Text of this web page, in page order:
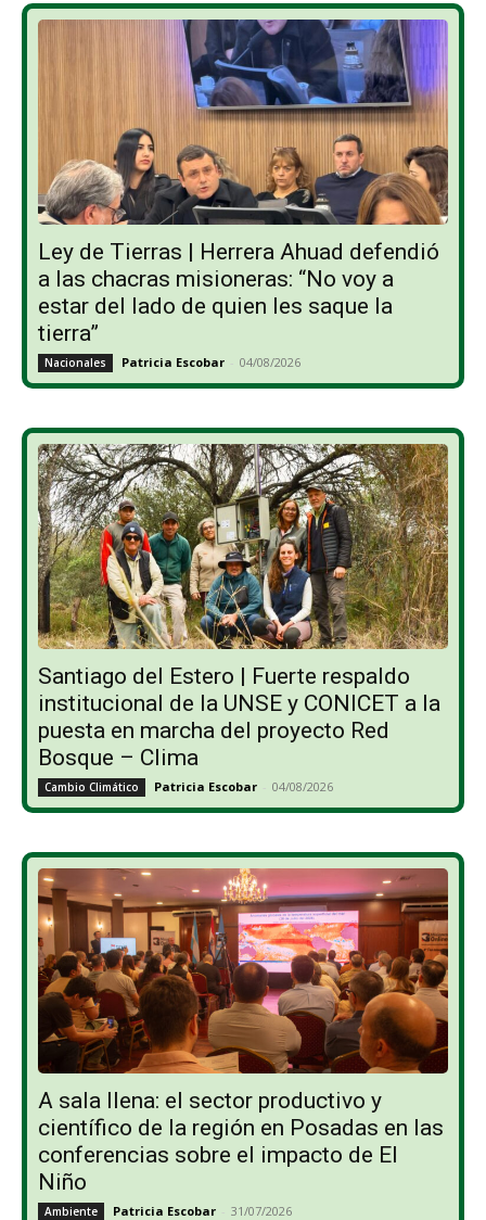
Ley de Tierras | Herrera Ahuad defendió
a las chacras misioneras: “No voy a
estar del lado de quien les saque la
tierra”
Nacionales Patricia Escobar - 04/08/2026
Santiago del Estero | Fuerte respaldo
institucional de la UNSE y CONICET a la
puesta en marcha del proyecto Red
Bosque – Clima
Cambio Climático Patricia Escobar - 04/08/2026
A sala llena: el sector productivo y
científico de la región en Posadas en las
conferencias sobre el impacto de El
Niño
Ambiente Patricia Escobar - 31/07/2026